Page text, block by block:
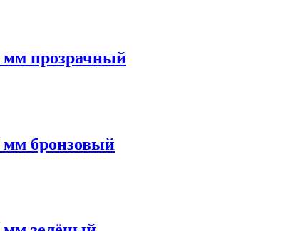
прозрачный
бронзовый